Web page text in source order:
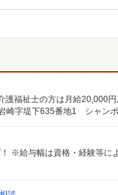
※給与幅は資格・経験等に